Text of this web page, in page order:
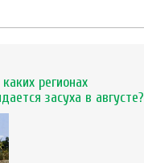
регионах
засуха в августе?